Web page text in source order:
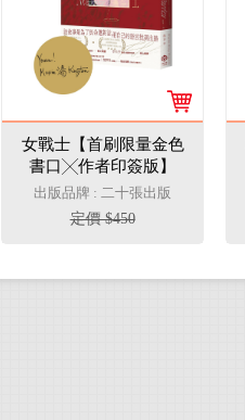
女戰士【首刷限量金色
書口╳作者印簽版】
（美國國家圖書獎傑出
貢獻獎章首位亞裔得
主、亞美文學名家湯亭
出版品牌 : 二十張出版
定價 $450